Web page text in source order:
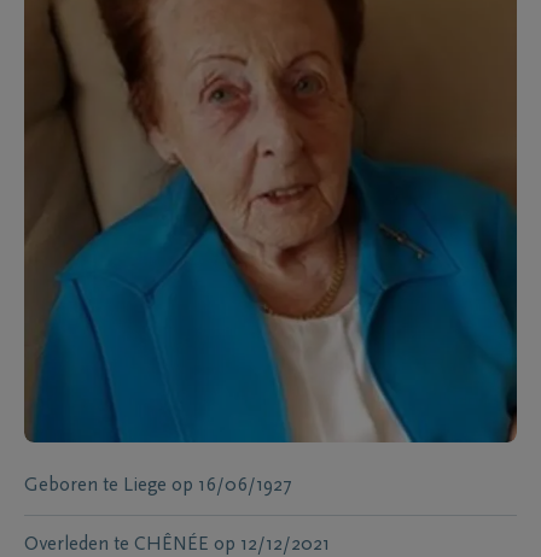
Geboren te Liege op 16/06/1927
Overleden te CHÊNÉE op 12/12/2021